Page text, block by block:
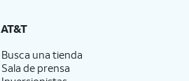
AT&T
Busca una tienda
Sala de prensa